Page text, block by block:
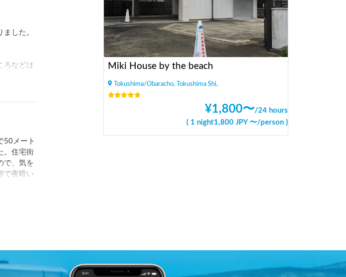
した。
ろなどは
50メート
。住宅街
で、気を
で夜暗い
用させ
Miki House by the beach
Tokushima/Obaracho, Tokushima Shi,
¥1,800〜/24 hours
( 1 night1,800 JPY 〜/person )